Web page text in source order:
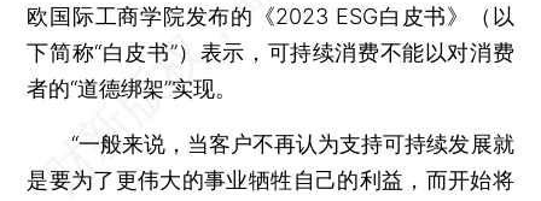
欧国际工商学院发布的《2023 ESG白皮书》（以
下简称“白皮书”）表示，可持续消费不能以对消费
者的“道德绑架”实现。
“一般来说，当客户不再认为支持可持续发展就
是要为了更伟大的事业牺牲自己的利益，而开始将